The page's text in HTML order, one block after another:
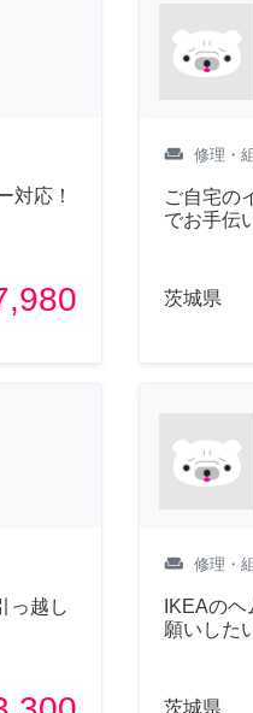
対応！
weekend 修理・
ご自宅の
でお手伝
茨城県
っ越し
weekend 修理・
IKEAの
願いした
茨城県